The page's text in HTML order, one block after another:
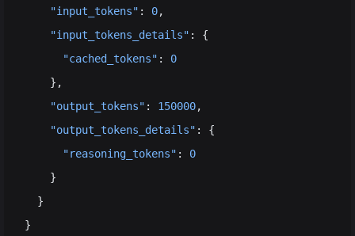
    "input_tokens"
: 0,
    "input_tokens_details"
: {
      "cached_tokens"
: 0
    },
    "output_tokens"
: 150000,
    "output_tokens_details"
: {
      "reasoning_tokens"
: 0
    }
  }
}